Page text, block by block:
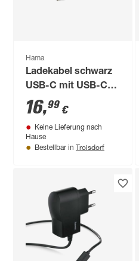
Hama
Ladekabel schwarz
USB-C mit USB-C
1,5 m
16,99 €
Keine Lieferung nach
Hause
Bestellbar in Troisdorf